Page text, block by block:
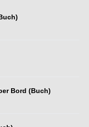
Bord (Buch)